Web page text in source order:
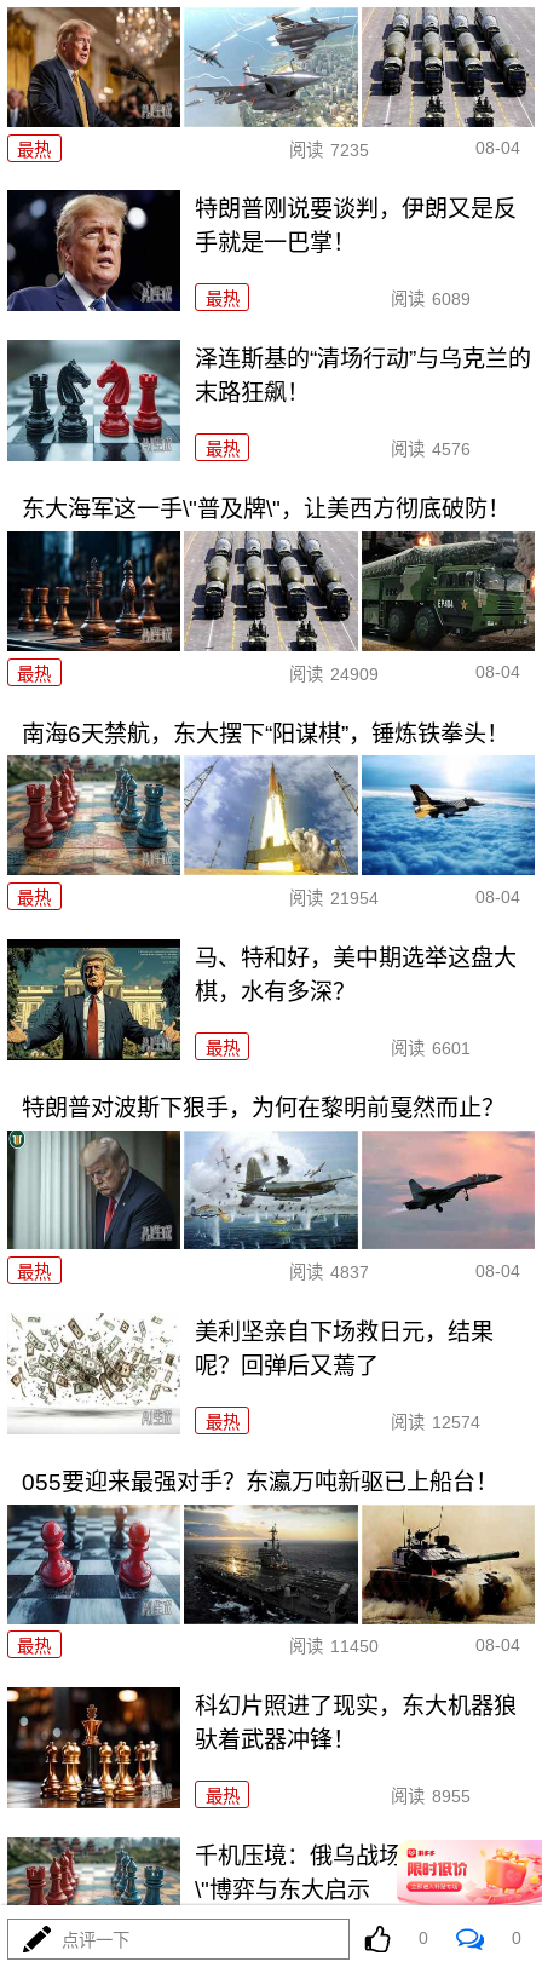
最热 阅读 7235 08-04
特朗普刚说要谈判，伊朗又是反
手就是一巴掌！
最热 阅读 6089
泽连斯基的“清场行动”与乌克兰的
末路狂飙！
最热 阅读 4576
东大海军这一手\"普及牌\"，让美西方彻底破防！
最热 阅读 24909 08-04
南海6天禁航，东大摆下“阳谋棋”，锤炼铁拳头！
最热 阅读 21954 08-04
马、特和好，美中期选举这盘大
棋，水有多深？
最热 阅读 6601
特朗普对波斯下狠手，为何在黎明前戛然而止？
最热 阅读 4837 08-04
美利坚亲自下场救日元，结果
呢？回弹后又蔫了
最热 阅读 12574
055要迎来最强对手？东瀛万吨新驱已上船台！
最热 阅读 11450 08-04
科幻片照进了现实，东大机器狼
驮着武器冲锋！
最热 阅读 8955
千机压境：俄乌战场上的\"蜂群
\"博弈与东大启示
阅读 8850
点评一下 0 0